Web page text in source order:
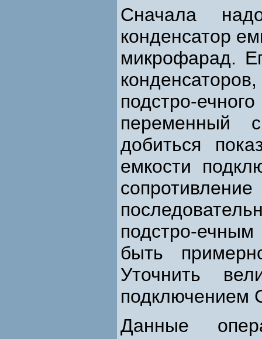
Сначала
конденсатор
микрофарад.
подстро-
переменный
добиться
емкости
подстро-
быть
Уточнить
подключением
Данные